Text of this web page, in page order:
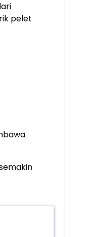
pelet